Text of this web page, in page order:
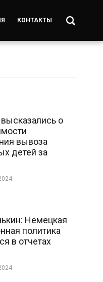
КОНТАКТЫ
о
вывоза
детей за
Немецкая
политика
в отчетах